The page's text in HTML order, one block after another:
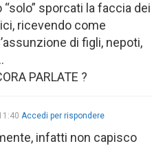
sporcati la faccia dei
ricevendo come
di figli, nepoti,
PARLATE ?
Accedi per rispondere
infatti non capisco